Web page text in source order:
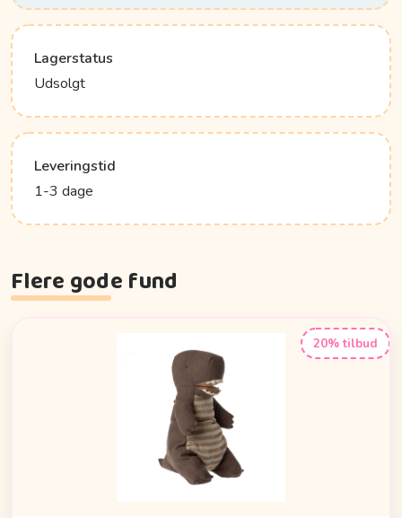
Lagerstatus
Udsolgt
Leveringstid
1-3 dage
Flere gode fund
20% tilbud